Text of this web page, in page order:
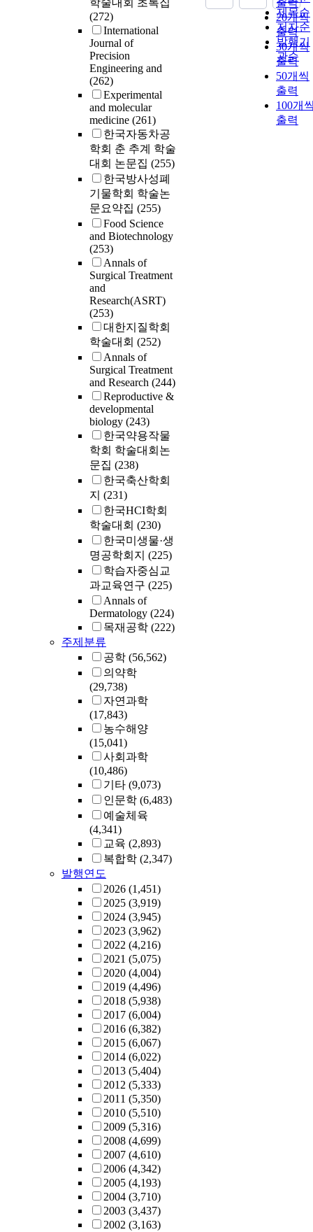
학술대회 초록집
(272)
International
Journal of
Precision
Engineering and
(262)
Experimental
and molecular
medicine (261)
한국자동차공
학회 춘 추계 학술
대회 논문집 (255)
한국방사성폐
기물학회 학술논
문요약집 (255)
Food Science
and Biotechnology
(253)
Annals of
Surgical Treatment
and
Research(ASRT)
(253)
대한지질학회
학술대회 (252)
Annals of
Surgical Treatment
and Research (244)
Reproductive &
developmental
biology (243)
한국약용작물
학회 학술대회논
문집 (238)
한국축산학회
지 (231)
한국HCI학회
학술대회 (230)
한국미생물·생
명공학회지 (225)
학습자중심교
과교육연구 (225)
Annals of
Dermatology (224)
목재공학 (222)
주제분류
공학 (56,562)
의약학
(29,738)
자연과학
(17,843)
농수해양
(15,041)
사회과학
(10,486)
기타 (9,073)
인문학 (6,483)
예술체육
(4,341)
교육 (2,893)
복합학 (2,347)
발행연도
2026 (1,451)
2025 (3,919)
2024 (3,945)
2023 (3,962)
2022 (4,216)
2021 (5,075)
2020 (4,004)
2019 (4,496)
2018 (5,938)
2017 (6,004)
2016 (6,382)
2015 (6,067)
2014 (6,022)
2013 (5,404)
2012 (5,333)
2011 (5,350)
2010 (5,510)
2009 (5,316)
2008 (4,699)
2007 (4,610)
2006 (4,342)
2005 (4,193)
2004 (3,710)
2003 (3,437)
2002 (3,163)
제목순
저자순
발행기
관순
출력
20개씩
출력
30개씩
출력
50개씩
출력
100개
출력